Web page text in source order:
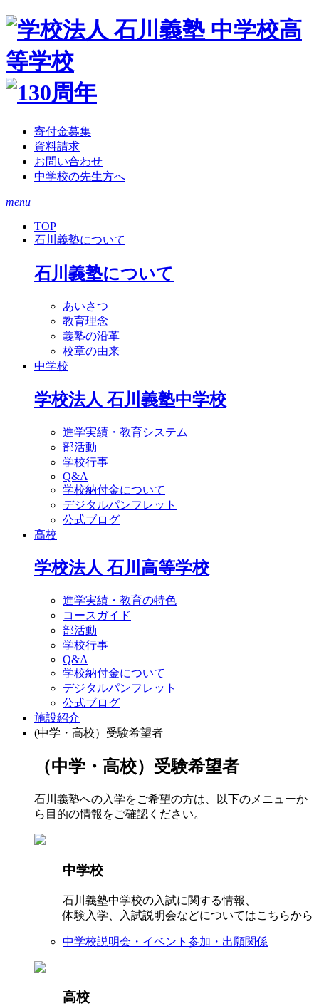
寄付金募集
資料請求
お問い合わせ
中学校の先生方へ
menu
TOP
石川義塾について
石川義塾について
あいさつ
教育理念
義塾の沿革
校章の由来
中学校
学校法人 石川義塾中学校
進学実績・教育システム
部活動
学校行事
Q&A
学校納付金について
デジタルパンフレット
公式ブログ
高校
学校法人 石川高等学校
進学実績・教育の特色
コースガイド
部活動
学校行事
Q&A
学校納付金について
デジタルパンフレット
公式ブログ
施設紹介
(中学・高校）受験希望者
（中学・高校）受験希望者
石川義塾への入学をご希望の方は、以下のメニューか
ら目的の情報をご確認ください。
中学校
石川義塾中学校の入試に関する情報、
体験入学、入試説明会などについてはこちらから
中学校説明会・イベント参加・出願関係
高校